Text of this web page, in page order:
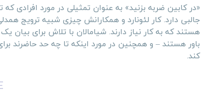
«در کابین ضربه بزنید» به عنوان تمثیلی در مورد
جالبی دارد. کار لئونارد و همکارانش چیزی شبیه ترویج
هستند که به کار نیاز دارند. شیامالان با تلاش برای بیان
باور هستند – و همچنین در مورد اینکه تا چه حد حاضرند
کند.